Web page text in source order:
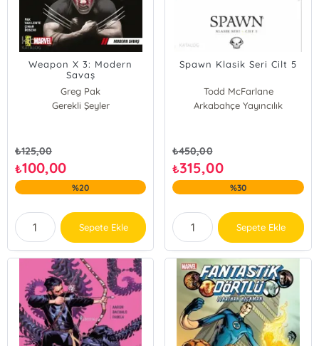
Weapon X 3: Modern
Savaş
Greg Pak
Gerekli Şeyler
₺125,00
₺100,00
%20
Sepete Ekle
Spawn Klasik Seri Cilt 5
Todd McFarlane
Arkabahçe Yayıncılık
₺450,00
₺315,00
%30
Sepete Ekle